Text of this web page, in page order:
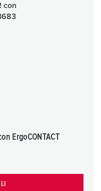
ErgoCONTACT